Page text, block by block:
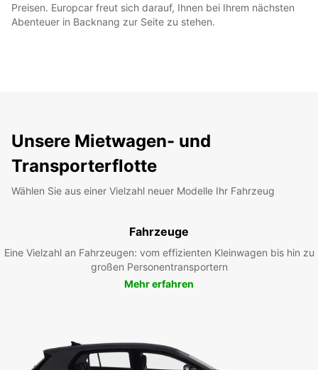
Preisen. Europcar freut sich darauf, Ihnen bei Ihrem nächsten
Abenteuer in Backnang zur Seite zu stehen.
Unsere Mietwagen- und
Transporterflotte
Wählen Sie aus einer Vielzahl neuer Modelle Ihr Fahrzeug
Fahrzeuge
Eine Vielzahl an Fahrzeugen: vom effizienten Kleinwagen bis hin zu
großen Personentransportern
Mehr erfahren